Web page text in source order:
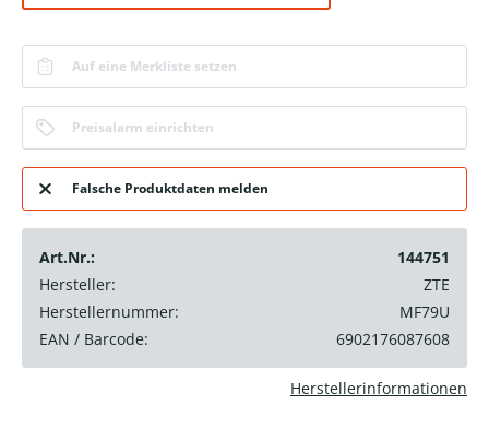
Auf eine Merkliste setzen
Preisalarm einrichten
Falsche Produktdaten melden
Art.Nr.:
144751
Hersteller:
ZTE
Herstellernummer:
MF79U
EAN / Barcode:
6902176087608
Herstellerinformationen